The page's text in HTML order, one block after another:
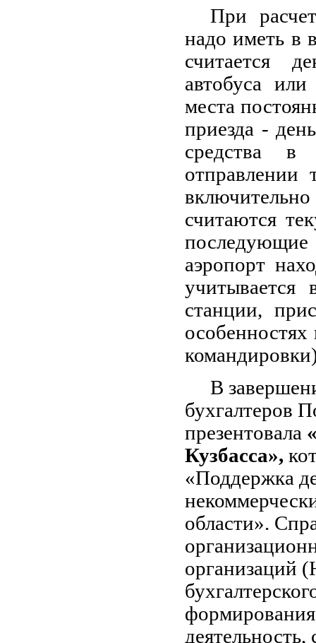
При
надо иметь в
считается
автобуса
места
приезда -
средства
отправлении
считаются
аэропорт
учитывается
станции,
В
бухгалтеров
презентовала
Кузбасса»,
«Поддержка
области».
организаций